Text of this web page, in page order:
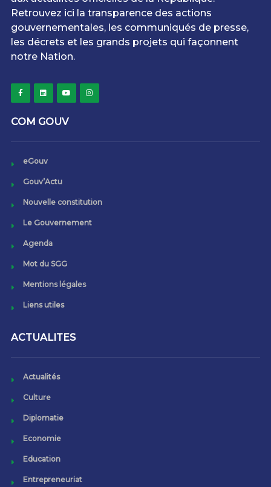
Retrouvez ici la transparence des actions
gouvernementales, les communiqués de presse,
les décrets et les grands projets qui façonnent
notre Nation.
COM GOUV
eGouv
Gouv’Actu
Nouvelle constitution
Le Gouvernement
Agenda
Mot du SGG
Mentions légales
Liens utiles
ACTUALITES
Actualités
Culture
Diplomatie
Economie
Education
Entrepreneuriat